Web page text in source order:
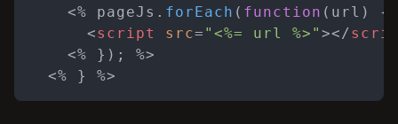
    <% pageJs.
forEach ( function ( url ) {
<script src= "<%= url %>" ></
    <% }); %>